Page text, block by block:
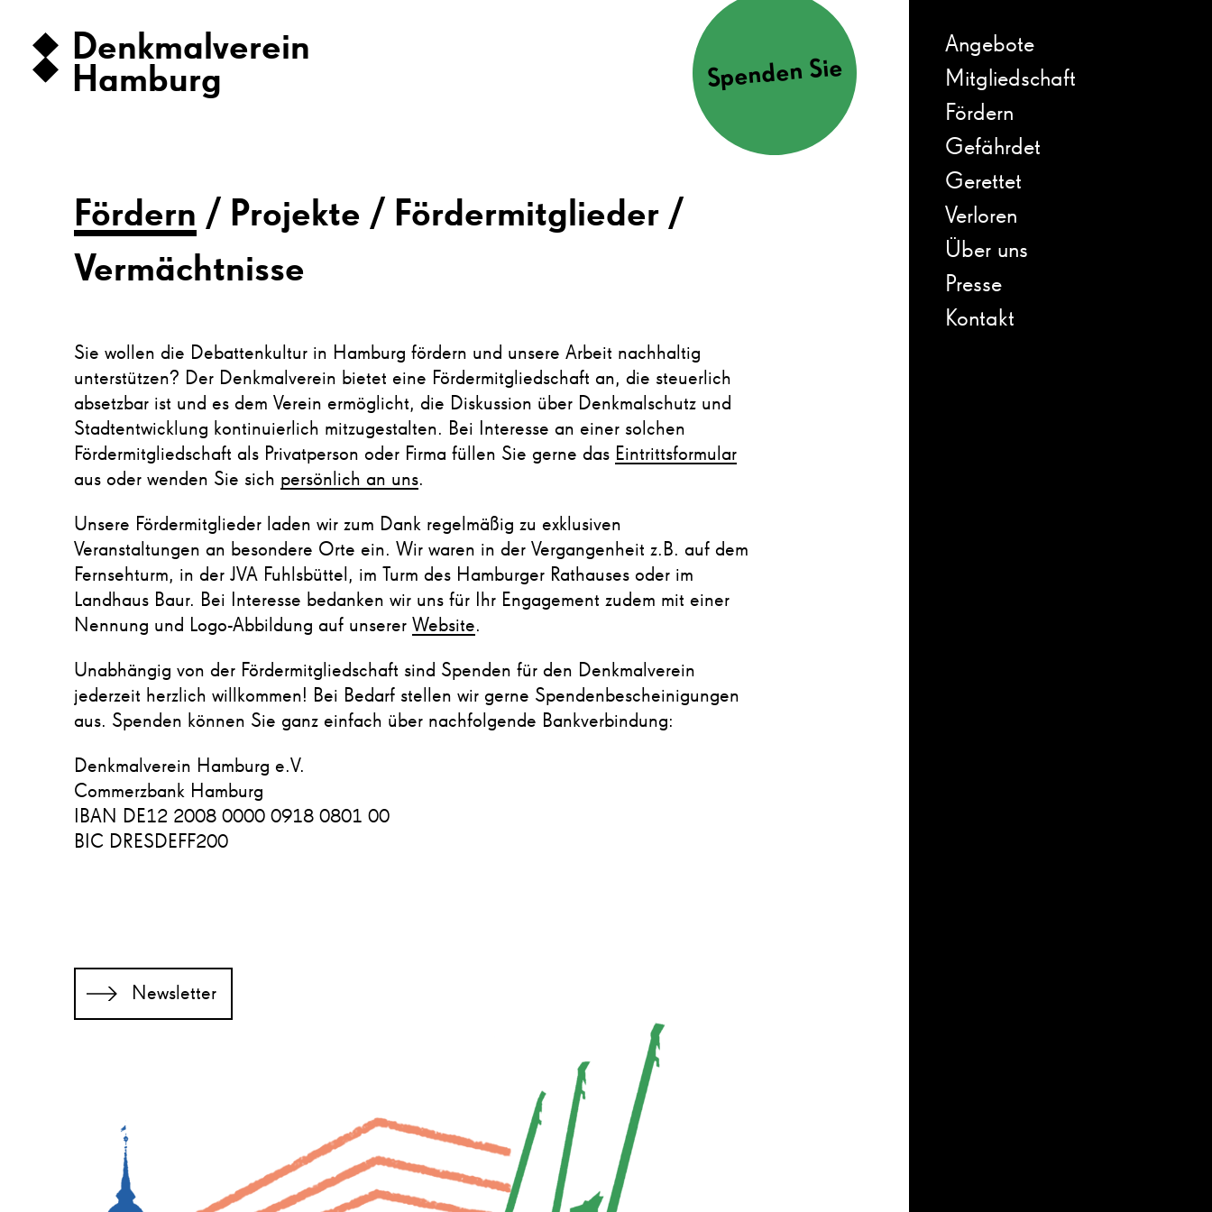
Denkmalverein
Hamburg
Spenden Sie
Fördern Projekte
Fördermitglieder
Vermächtnisse
Sie wollen die Debattenkultur in Hamburg fördern und unsere Arbeit nachhaltig
unterstützen? Der Denkmalverein bietet eine Fördermitgliedschaft an, die steuerlich
absetzbar ist und es dem Verein ermöglicht, die Diskussion über Denkmalschutz und
Stadtentwicklung kontinuierlich mitzugestalten. Bei Interesse an einer solchen
Fördermitgliedschaft als Privatperson oder Firma füllen Sie gerne das Eintrittsformular
aus oder wenden Sie sich persönlich an uns.
Unsere Fördermitglieder laden wir zum Dank regelmäßig zu exklusiven
Veranstaltungen an besondere Orte ein. Wir waren in der Vergangenheit z.B. auf dem
Fernsehturm, in der JVA Fuhlsbüttel, im Turm des Hamburger Rathauses oder im
Landhaus Baur. Bei Interesse bedanken wir uns für Ihr Engagement zudem mit einer
Nennung und Logo-Abbildung auf unserer Website.
Unabhängig von der Fördermitgliedschaft sind Spenden für den Denkmalverein
jederzeit herzlich willkommen! Bei Bedarf stellen wir gerne Spendenbescheinigungen
aus. Spenden können Sie ganz einfach über nachfolgende Bankverbindung:
Denkmalverein Hamburg e.V.
Commerzbank Hamburg
IBAN DE12 2008 0000 0918 0801 00
BIC DRESDEFF200
Newsletter
Angebote
Mitgliedschaft
Fördern
Gefährdet
Gerettet
Verloren
Über uns
Presse
Kontakt